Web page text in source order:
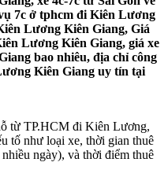
7c ở tphcm đi Kiên Lương
Lương Kiên Giang, Giá
Lương Kiên Giang, giá xe
bao nhiêu, địa chỉ công
Kiên Giang uy tín tại
từ TP.HCM đi Kiên Lương,
tố như loại xe, thời gian thuê
ngày), và thời điểm thuê